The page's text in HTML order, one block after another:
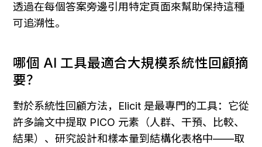
透過在每個答案旁邊引用特定頁面來幫助保持這種
可追溯性。
哪個 AI 工具最適合大規模系統性回顧摘
要？
對於系統性回顧方法，Elicit 是最專門的工具：它從
許多論文中提取 PICO 元素（人群、干預、比較、
結果）、研究設計和樣本量到結構化表格中——取